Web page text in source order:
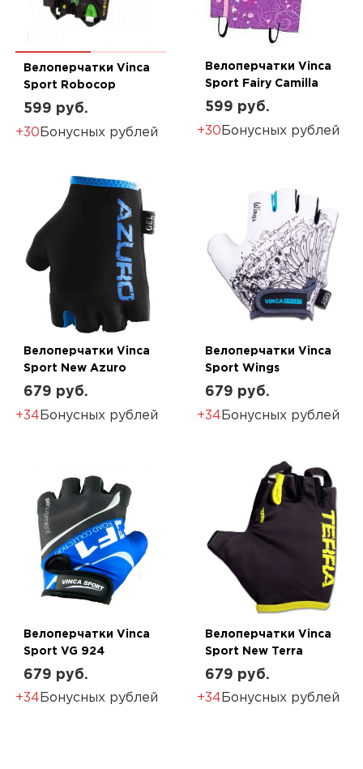
Велоперчатки Vinca
Sport Robocop
599 руб.
+30 Бонусных рублей
Велоперчатки Vinca
Sport Fairy Camilla
599 руб.
+30 Бонусных рублей
Велоперчатки Vinca
Sport New Azuro
679 руб.
+34 Бонусных рублей
Велоперчатки Vinca
Sport Wings
679 руб.
+34 Бонусных рублей
Велоперчатки Vinca
Sport VG 924
679 руб.
+34 Бонусных рублей
Велоперчатки Vinca
Sport New Terra
679 руб.
+34 Бонусных рублей